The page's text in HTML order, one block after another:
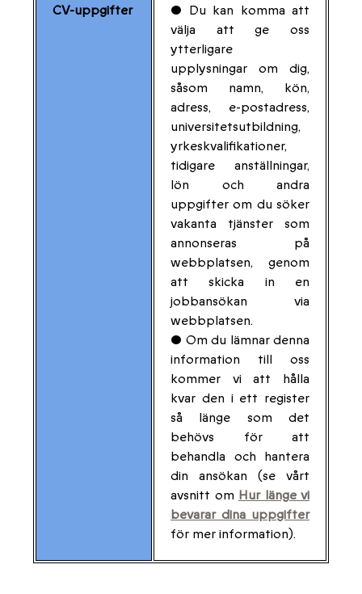
CV-uppgifter
• Du kan komma att
välja att ge oss
ytterligare
upplysningar om dig,
såsom namn, kön,
adress, e-postadress,
universitetsutbildning,
yrkeskvalifikationer,
tidigare anställningar,
lön och andra
uppgifter om du söker
vakanta tjänster som
annonseras på
webbplatsen, genom
att skicka in en
jobbansökan via
webbplatsen.
• Om du lämnar denna
information till oss
kommer vi att hålla
kvar den i ett register
så länge som det
behövs för att
behandla och hantera
din ansökan (se vårt
avsnitt om Hur länge vi
bevarar dina uppgifter
för mer information).